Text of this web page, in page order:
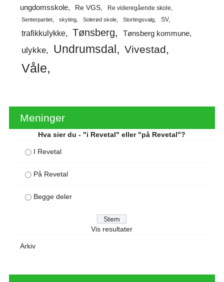
ungdomsskole
Re VGS Re videregående skole
Senterpartiet skyting Solerød skole Stortingsvalg SV
trafikkulykke Tønsberg Tønsberg kommune
ulykke Undrumsdal Vivestad
Våle
Meninger
Hva sier du - "i Revetal" eller "på Revetal"?
I Revetal
På Revetal
Begge deler
Vis resultater
Arkiv